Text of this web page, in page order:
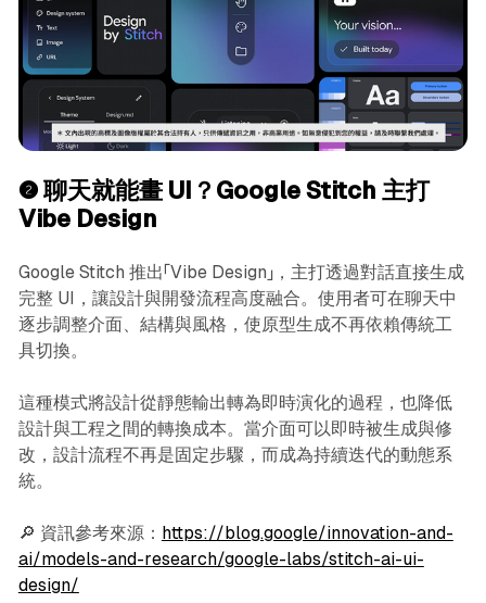
❷ 聊天就能畫 UI？Google Stitch 主打
Vibe Design
Google Stitch 推出「Vibe Design」，主打透過對話直接生成
完整 UI，讓設計與開發流程高度融合。使用者可在聊天中
逐步調整介面、結構與風格，使原型生成不再依賴傳統工
具切換。
這種模式將設計從靜態輸出轉為即時演化的過程，也降低
設計與工程之間的轉換成本。當介面可以即時被生成與修
改，設計流程不再是固定步驟，而成為持續迭代的動態系
統。
🔎 資訊參考來源： https://blog.google/innovation-and-
ai/models-and-research/google-labs/stitch-ai-ui-
design/